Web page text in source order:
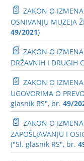
📄 ZAKON O
OSNIVANJU MUZEJA
49/2021)
📄 ZAKON O
DRŽAVNIH I
📄 ZAKON O
UGOVORIMA O
glasnik RS", br.49/
📄 ZAKON O
ZAPOŠLJAVANJU I
("Sl. glasnik RS", br.